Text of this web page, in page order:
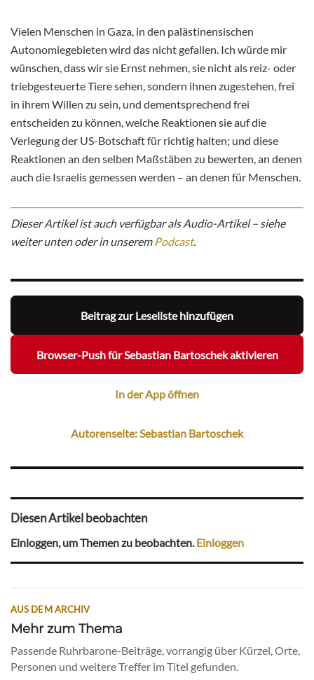
Vielen Menschen in Gaza, in den palästinensischen
Autonomiegebieten wird das nicht gefallen. Ich würde mir
wünschen, dass wir sie Ernst nehmen, sie nicht als reiz- oder
triebgesteuerte Tiere sehen, sondern ihnen zugestehen, frei
in ihrem Willen zu sein, und dementsprechend frei
entscheiden zu können, welche Reaktionen sie auf die
Verlegung der US-Botschaft für richtig halten; und diese
Reaktionen an den selben Maßstäben zu bewerten, an denen
auch die Israelis gemessen werden – an denen für Menschen.
Dieser Artikel ist auch verfügbar als Audio-Artikel – siehe
weiter unten oder in unserem Podcast.
Beitrag zur Leseliste hinzufügen
Browser-Push für Sebastian Bartoschek aktivieren
In der App öffnen
Autorenseite: Sebastian Bartoschek
Diesen Artikel beobachten
Einloggen, um Themen zu beobachten.Einloggen
AUS DEM ARCHIV
Mehr zum Thema
Passende Ruhrbarone-Beiträge, vorrangig über Kürzel, Orte,
Personen und weitere Treffer im Titel gefunden.